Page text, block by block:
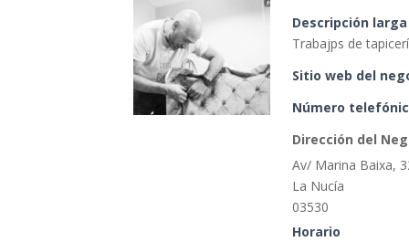
Descripción
Trabajps de
Sitio web del
Número
Dirección del
Av/ Marina Baixa,
La Nucía
03530
Horario